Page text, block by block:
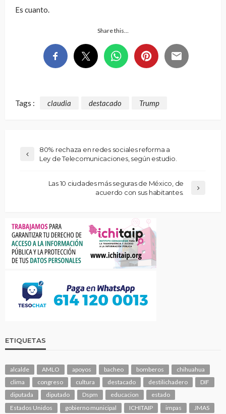
Es cuanto.
Share this…
Tags : claudia destacado Trump
80% rechaza en redes sociales reforma a
Ley de Telecomunicaciones, según estudio.
Las 10 ciudades más seguras de México, de
acuerdo con sus habitantes.
ETIQUETAS
alcalde AMLO apoyos bacheo bomberos
chihuahua
clima
congreso cultura destacado destilichadero
DIF
diputada
diputado Dspm educacion
estado
Estados Unidos
gobierno municipal ICHITAIP impas
JMAS